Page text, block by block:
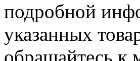
подробной
указанных
обращайтесь к